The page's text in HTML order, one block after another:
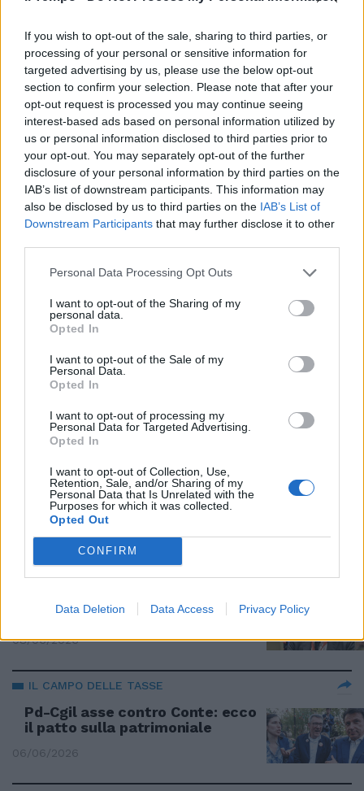
If you wish to opt-out of the sale, sharing to third parties, or
processing of your personal or sensitive information for
targeted advertising by us, please use the below opt-out
section to confirm your selection. Please note that after your
opt-out request is processed you may continue seeing
interest-based ads based on personal information utilized by
us or personal information disclosed to third parties prior to
your opt-out. You may separately opt-out of the further
disclosure of your personal information by third parties on the
IAB’s list of downstream participants. This information may
also be disclosed by us to third parties on the IAB’s List of
Downstream Participants that may further disclose it to other
Personal Data Processing Opt Outs
I want to opt-out of the Sharing of my
personal data.
Opted In
I want to opt-out of the Sale of my
Personal Data.
Opted In
I want to opt-out of processing my
Personal Data for Targeted Advertising.
Opted In
I want to opt-out of Collection, Use,
Retention, Sale, and/or Sharing of my
Personal Data that Is Unrelated with the
Purposes for which it was collected.
Opted Out
CONFIRM
Data Deletion Data Access Privacy Policy
29/06/2026
TORMENTI DEM
Schlein cala nei sondaggi,
correnti in fibrillazione:
trappolone di Bonaccini & Co.
28/06/2026
LA BEFFA
Foto del campo largo. Renzi
quella è la sinistra-sinistra"
16/06/2026
Schlein incontra Prodi e Sala per
arginare il fuggi fuggi dal Pd
16/06/2026
I dolori e le mosse di Casini
guidano la «rivolta» del centro
09/06/2026
Non solo Picierno, anche Gori
verso l'addio dal Pd
08/06/2026
IL CAMPO DELLE TASSE
Pd-Cgil asse contro Conte: ecco
il patto sulla patrimoniale
06/06/2026